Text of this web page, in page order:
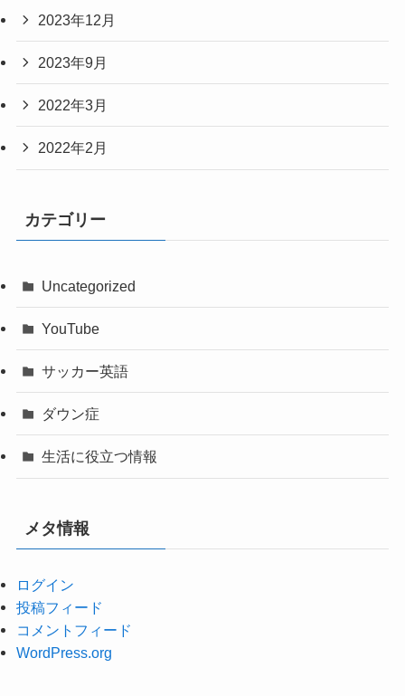
2023年12月
2023年9月
2022年3月
2022年2月
カテゴリー
Uncategorized
YouTube
サッカー英語
ダウン症
生活に役立つ情報
メタ情報
ログイン
投稿フィード
コメントフィード
WordPress.org